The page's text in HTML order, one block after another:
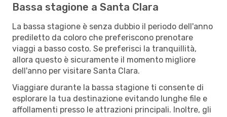
Bassa stagione a Santa Clara
La bassa stagione è senza dubbio il periodo dell'anno
prediletto da coloro che preferiscono prenotare
viaggi a basso costo. Se preferisci la tranquillità,
allora questo è sicuramente il momento migliore
dell'anno per visitare Santa Clara.
Viaggiare durante la bassa stagione ti consente di
esplorare la tua destinazione evitando lunghe file e
affollamenti presso le attrazioni principali. Inoltre, gli